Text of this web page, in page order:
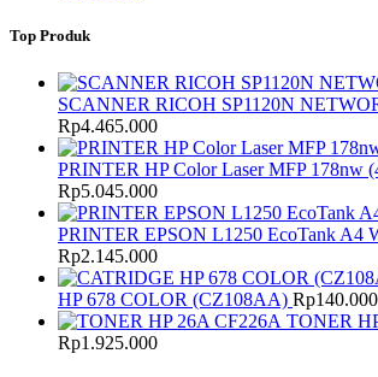
Top Produk
SCANNER RICOH SP1120N
Rp4.465.000
PRINTER HP Color Laser MFP 178nw
Rp5.045.000
PRINTER EPSON L1250 EcoTank A4
Rp2.145.000
HP 678 COLOR (CZ108AA) Rp140.000
TONER
Rp1.925.000